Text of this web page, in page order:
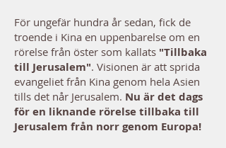
För ungefär hundra år sedan, fick de
troende i Kina en uppenbarelse om en
rörelse från öster som kallats "Tillbaka
till Jerusalem". Visionen är att sprida
evangeliet från Kina genom hela Asien
tills det når Jerusalem. Nu är det dags
för en liknande rörelse tillbaka till
Jerusalem från norr genom Europa!